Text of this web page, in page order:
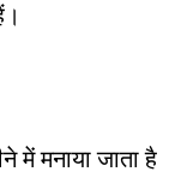
में मनाया जाता है